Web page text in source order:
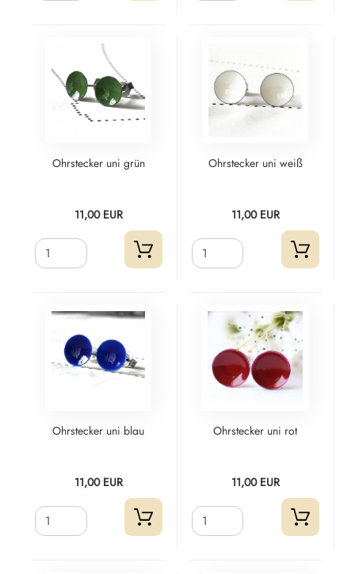
Ohrstecker uni grün
11,00 EUR
Ohrstecker uni weiß
11,00 EUR
Ohrstecker uni blau
11,00 EUR
Ohrstecker uni rot
11,00 EUR